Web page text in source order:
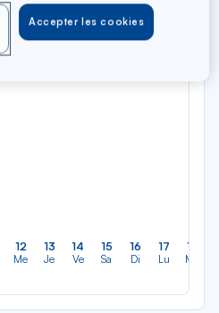
N/A*
— Économique
12
Me
13
Je
14
Ve
15
Sa
16
Di
17
Lu
18
Ma
Accepter les cookies